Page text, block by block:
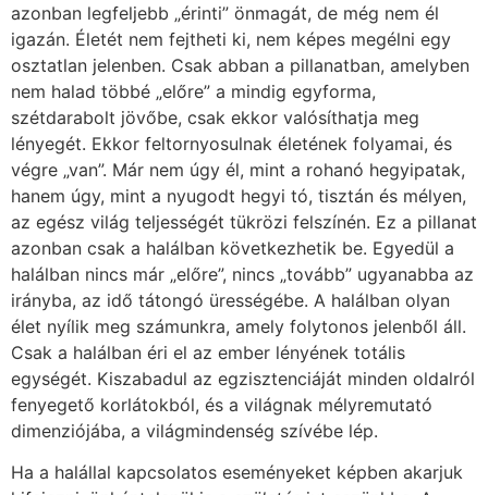
azonban legfeljebb „érinti” önmagát, de még nem él
igazán. Életét nem fejtheti ki, nem képes megélni egy
osztatlan jelenben. Csak abban a pillanatban, amelyben
nem halad többé „előre” a mindig egyforma,
szétdarabolt jövőbe, csak ekkor valósíthatja meg
lényegét. Ekkor feltornyosulnak életének folyamai, és
végre „van”. Már nem úgy él, mint a rohanó hegyipatak,
hanem úgy, mint a nyugodt hegyi tó, tisztán és mélyen,
az egész világ teljességét tükrözi felszínén. Ez a pillanat
azonban csak a halálban következhetik be. Egyedül a
halálban nincs már „előre”, nincs „tovább” ugyanabba az
irányba, az idő tátongó ürességébe. A halálban olyan
élet nyílik meg számunkra, amely folytonos jelenből áll.
Csak a halálban éri el az ember lényének totális
egységét. Kiszabadul az egzisztenciáját minden oldalról
fenyegető korlátokból, és a világnak mélyremutató
dimenziójába, a világmindenség szívébe lép.
Ha a halállal kapcsolatos eseményeket képben akarjuk